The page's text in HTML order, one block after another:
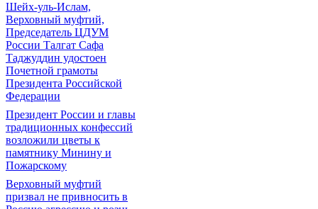
Шейх-уль-Ислам,
Верховный муфтий,
Председатель ЦДУМ
России Талгат Сафа
Таджуддин удостоен
Почетной грамоты
Президента Российской
Федерации
Президент России и главы
традиционных конфессий
возложили цветы к
памятнику Минину и
Пожарскому
Верховный муфтий
призвал не привносить в